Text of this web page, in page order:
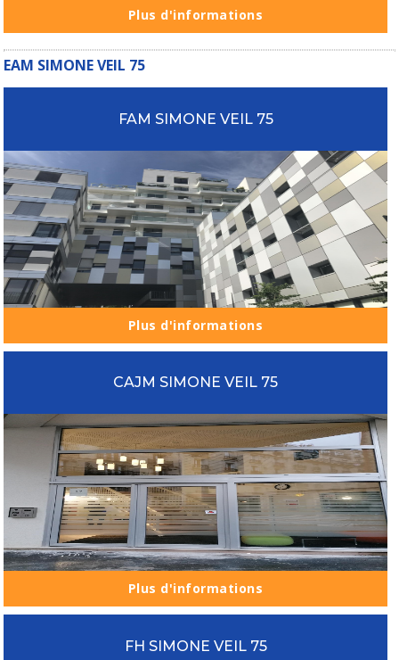
Plus d'informations
EAM SIMONE VEIL 75
FAM SIMONE VEIL 75
Plus d'informations
CAJM SIMONE VEIL 75
Plus d'informations
FH SIMONE VEIL 75